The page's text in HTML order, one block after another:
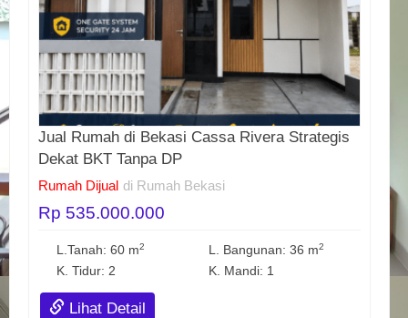
Jual Rumah di Bekasi Cassa Rivera Strategis
Dekat BKT Tanpa DP
Rumah Dijual di Rumah Bekasi
Rp 535.000.000
L.Tanah: 60 m2 L. Bangunan: 36 m2
K. Tidur: 2 K. Mandi: 1
Lihat Detail